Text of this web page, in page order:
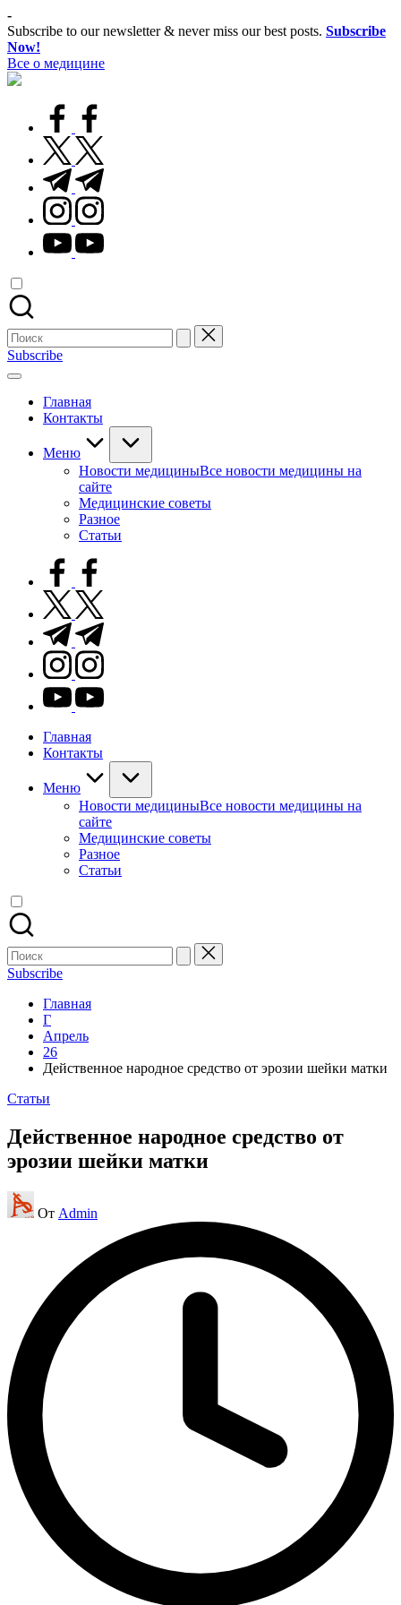
Перейти
к
содержимому
-
Subscribe to our newsletter & never miss our best posts. Subscribe
Now!
Все о медицине
Лечитесь
facebook.com
twitter.com
t.me
instagram.com
youtube.com
Поиск
для:
Subscribe
Главная
Контакты
Меню
Новости медициныВсе новости медицины на
сайте
Медицинские советы
Разное
Статьи
facebook.com
twitter.com
t.me
instagram.com
youtube.com
Главная
Контакты
Меню
Новости медициныВсе новости медицины на
сайте
Медицинские советы
Разное
Статьи
Поиск
для:
Subscribe
Главная
Г
Апрель
26
Действенное народное средство от эрозии шейки матки
Опубликовано
Статьи
Действенное народное средство от
эрозии шейки матки
Запись
от
От Admin